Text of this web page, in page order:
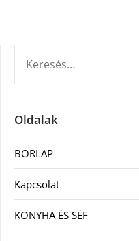
Oldalak
BORLAP
Kapcsolat
KONYHA ÉS SÉF